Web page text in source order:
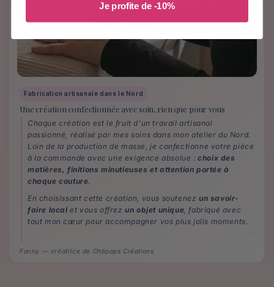
Fabrication artisanale dans le Nord
Une création confectionnée avec soin, rien que pour vous
Chaque création est le fruit d'un travail artisanal
passionné, réalisé par mes soins dans mon atelier du Nord.
Loin de la production de masse, je confectionne votre pièce
à la commande avec une exigence absolue :choix des
matières, finitions minutieuses et attention portée à
chaque couture.
En choisissant cette création, vous soutenez un savoir-
faire local et vous offrezun objet unique, fabriqué avec
tout mon cœur pour accompagner vos plus jolis moments.
Fanny — créatrice de Chtipops Créations
Je profite de -10%